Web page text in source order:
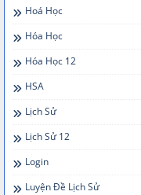
Hoá Học
Hóa Học
Hóa Học 12
HSA
Lịch Sử
Lịch Sử 12
Login
Luyện Đề Lịch Sử